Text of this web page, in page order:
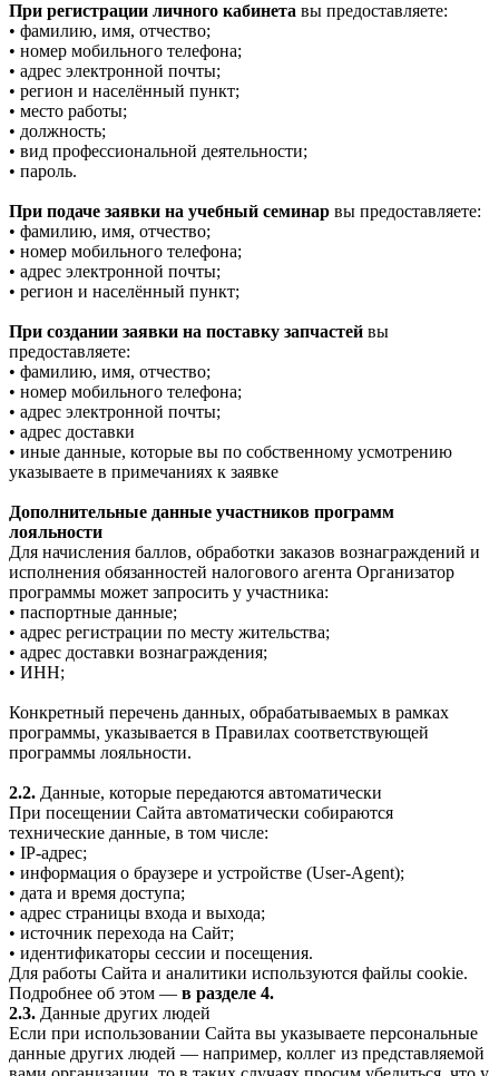
При регистрации личного кабинета вы предоставляете:
• фамилию, имя, отчество;
• номер мобильного телефона;
• адрес электронной почты;
• регион и населённый пункт;
• место работы;
• должность;
• вид профессиональной деятельности;
• пароль.
При подаче заявки на учебный семинар вы предоставляете:
• фамилию, имя, отчество;
• номер мобильного телефона;
• адрес электронной почты;
• регион и населённый пункт;
При создании заявки на поставку запчастей вы
предоставляете:
• фамилию, имя, отчество;
• номер мобильного телефона;
• адрес электронной почты;
• адрес доставки
• иные данные, которые вы по собственному усмотрению
указываете в примечаниях к заявке
Дополнительные данные участников программ
лояльности
Для начисления баллов, обработки заказов вознаграждений и
исполнения обязанностей налогового агента Организатор
программы может запросить у участника:
• паспортные данные;
• адрес регистрации по месту жительства;
• адрес доставки вознаграждения;
• ИНН;
Конкретный перечень данных, обрабатываемых в рамках
программы, указывается в Правилах соответствующей
программы лояльности.
2.2. Данные, которые передаются автоматически
При посещении Сайта автоматически собираются
технические данные, в том числе:
• IP-адрес;
• информация о браузере и устройстве (User-Agent);
• дата и время доступа;
• адрес страницы входа и выхода;
• источник перехода на Сайт;
• идентификаторы сессии и посещения.
Для работы Сайта и аналитики используются файлы cookie.
Подробнее об этом — в разделе 4.
2.3. Данные других людей
Если при использовании Сайта вы указываете персональные
данные других людей — например, коллег из представляемой